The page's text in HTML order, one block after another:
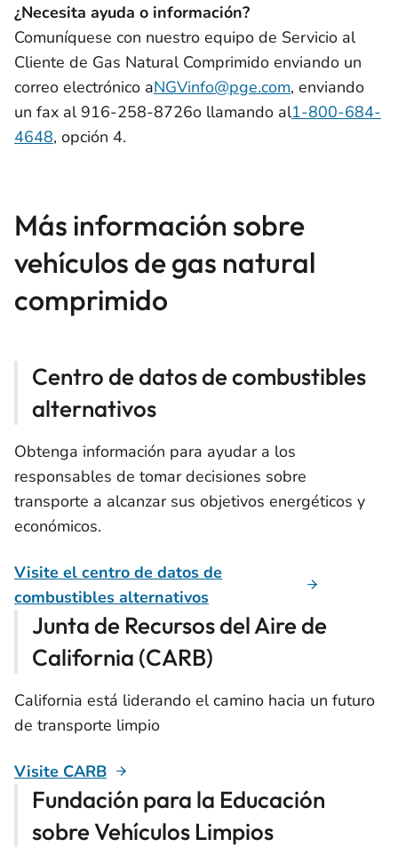
¿Necesita ayuda o información?
Comuníquese con nuestro equipo de Servicio al
Cliente de Gas Natural Comprimido enviando un
correo electrónico aNGVinfo@pge.com, enviando
un fax al 916-258-8726o llamando al1-800-684-
4648, opción 4.
Más información sobre
vehículos de gas natural
comprimido
Centro de datos de combustibles
alternativos
Obtenga información para ayudar a los
responsables de tomar decisiones sobre
transporte a alcanzar sus objetivos energéticos y
económicos.
Visite el centro de datos de
combustibles alternativos
Junta de Recursos del Aire de
California (CARB)
California está liderando el camino hacia un futuro
de transporte limpio
Visite CARB
Fundación para la Educación
sobre Vehículos Limpios